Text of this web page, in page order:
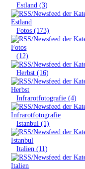
»Estland (3)
»Fotos (173)
»(12)
»Herbst (16)
»Infrarotfotografie (4)
»Istanbul (1)
»Italien (11)